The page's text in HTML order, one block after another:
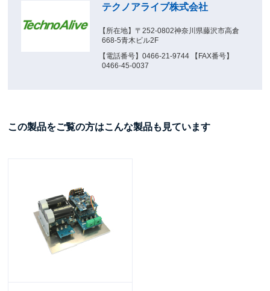
テクノアライブ株式会社
【所在地】〒252-0802神奈川県藤沢市高倉
668-5青木ビル2F
【電話番号】0466-21-9744 【FAX番号】
0466-45-0037
この製品をご覧の方はこんな製品も見ています